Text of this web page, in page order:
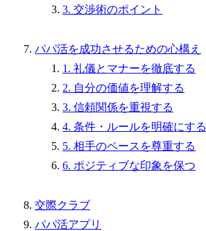
3. 交渉術のポイント
パパ活を成功させるための心構え
1. 礼儀とマナーを徹底する
2. 自分の価値を理解する
3. 信頼関係を重視する
4. 条件・ルールを明確にする
5. 相手のペースを尊重する
6. ポジティブな印象を保つ
交際クラブ
パパ活アプリ